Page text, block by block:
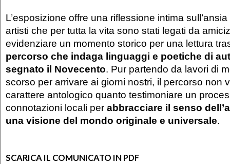
L’esposizione offre una riflessione intima
artisti che per tutta la vita sono stati legati da
evidenziare un momento storico per una lettura
percorso che indaga linguaggi e poetiche di
segnato il Novecento. Pur partendo da lavori di
scorso per arrivare ai giorni nostri, il percorso non
carattere antologico quanto testimoniare un
connotazioni locali per abbracciare il senso
una visione del mondo originale e universale.
SCARICA IL COMUNICATO IN PDF